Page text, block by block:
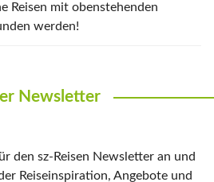
Reisen mit obenstehenden
werden!
Newsletter
den sz-Reisen Newsletter an und
Reiseinspiration, Angebote und